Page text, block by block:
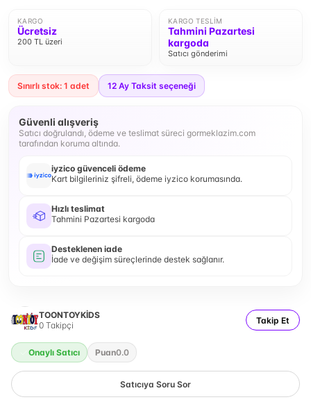
KARGO
Ücretsiz
200 TL üzeri
KARGO TESLIM
Tahmini Pazartesi
kargoda
Satıcı gönderimi
Sınırlı stok: 1 adet 12 Ay Taksit seçeneği
Güvenli alışveriş
Satıcı doğrulandı, ödeme ve teslimat süreci gormeklazim.com
tarafından koruma altında.
iyzico güvenceli ödeme
Kart bilgileriniz şifreli, ödeme iyzico korumasında.
Hızlı teslimat
Tahmini Pazartesi kargoda
Desteklenen iade
İade ve değişim süreçlerinde destek sağlanır.
TOONTOYKİDS
0 Takipçi Takip Et
Onaylı Satıcı Puan0.0
Satıcıya Soru Sor